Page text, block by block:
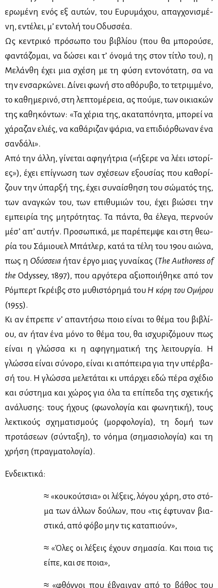
ερω­μέ­νη ενός εξ αυ­τών, του Ευ­ρυ­μά­χου, απαγ­χο­νι­σμέ­
νη, εντέ­λει, μ’ εντο­λή του Οδυσ­σέα.
Ως κε­ντρι­κό πρό­σω­πο του βι­βλί­ου (που θα μπο­ρού­σε,
φα­ντά­ζο­μαι, να δώ­σει και τ’ όνο­μά της στον τί­τλο του), η
Με­λάν­θη έχει μια σχέ­ση με τη φύ­ση εντο­νό­τα­τη, σα να
την εν­σαρ­κώ­νει. Δί­νει φω­νή στο αθό­ρυ­βο, το τε­τριμ­μέ­νο,
το κα­θη­με­ρι­νό, στη λε­πτο­μέ­ρεια, ας πού­με, των οι­κια­κών
της κα­θη­κό­ντων: «Τα χέ­ρια της, ακα­τα­πό­νη­τα, μπο­ρεί να
χά­ρα­ζαν ελιές, να κα­θά­ρι­ζαν ψά­ρια, να επι­διόρ­θω­ναν ένα
σαν­δά­λι».
Από την άλ­λη, γί­νε­ται αφη­γή­τρια («ήξε­ρε να λέ­ει ιστο­ρί­
ες»), έχει επί­γνω­ση των σχέ­σε­ων εξου­σί­ας που κα­θο­ρί­
ζουν την ύπαρ­ξή της, έχει συ­ναί­σθη­ση του σώ­μα­τός της,
των ανα­γκών του, των επι­θυ­μιών του, έχει βιώ­σει την
εμπει­ρία της μη­τρό­τη­τας. Τα πά­ντα, θα έλε­γα, περ­νούν
μέ­σ’ απ’ αυ­τήν. Προ­σω­πι­κά, με πα­ρέ­πεμ­ψε και στη θε­ω­
ρία του Σά­μιου­ελ Μπά­τλερ, κα­τά τα τέ­λη του 19ου αιώ­να,
πως η Οδύσ­σεια ήταν έρ­γο μιας γυ­ναί­κας (The Authoress of
the Odyssey, 1897), που αρ­γό­τε­ρα αξιο­ποι­ή­θη­κε από τον
Ρό­μπερτ Γκρέι­βς στο μυ­θι­στό­ρη­μά του Η κό­ρη του Ομή­ρου
(1955).
Κι αν έπρε­πε ν’ απα­ντή­σω ποιο εί­ναι το θέ­μα του βι­βλί­
ου, αν ήταν ένα μό­νο το θέ­μα του, θα ισχυ­ρι­ζό­μουν πως
εί­ναι η γλώσ­σα κι η αφη­γη­μα­τι­κή της λει­τουρ­γία. Η
γλώσ­σα εί­ναι σύ­νο­ρο, εί­ναι κι από­πει­ρα για την υπέρ­βα­
σή του. Η γλώσ­σα με­λε­τά­ται κι υπάρ­χει εδώ πέ­ρα σχέ­διο
και σύ­στη­μα και χώ­ρος για όλα τα επί­πε­δα της σχε­τι­κής
ανά­λυ­σης: τους ήχους (φω­νο­λο­γία και φω­νη­τι­κή), τους
λε­κτι­κούς σχη­μα­τι­σμούς (μορ­φο­λο­γία), τη δο­μή των
προ­τά­σε­ων (σύ­ντα­ξη), το νό­η­μα (ση­μα­σιο­λο­γία) και τη
χρή­ση (πραγ­μα­το­λο­γία).
Εν­δει­κτι­κά:
≈ «κου­κού­τσια» οι λέ­ξεις, λό­γου χά­ρη, στο στό­
μα των άλ­λων δού­λων, που «τις έφτυ­ναν βια­
στι­κά, από φό­βο μην τις κα­τα­πιούν»,
≈ «Όλες οι λέ­ξεις έχουν ση­μα­σία. Και ποια τις
εί­πε, και σε ποια»,
≈ «φθόγ­γοι που έβγαι­ναν από το βά­θος του